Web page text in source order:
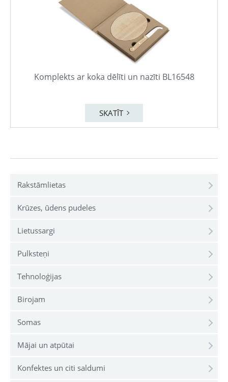
Rakstāmlietas
Krūzes, ūdens pudeles
Lietussargi
Pulksteņi
Tehnoloģijas
Birojam
Somas
Mājai un atpūtai
Konfektes un citi saldumi
Komplekts ar koka dēlīti un nazīti BL16548
SKATĪT